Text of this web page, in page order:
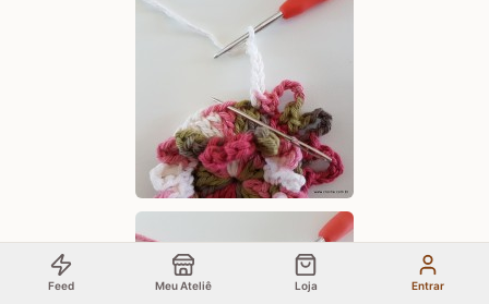
Feed Meu Ateliê Loja Entrar